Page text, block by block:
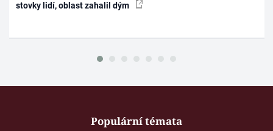
stovky lidí, oblast zahalil dým
Populární témata